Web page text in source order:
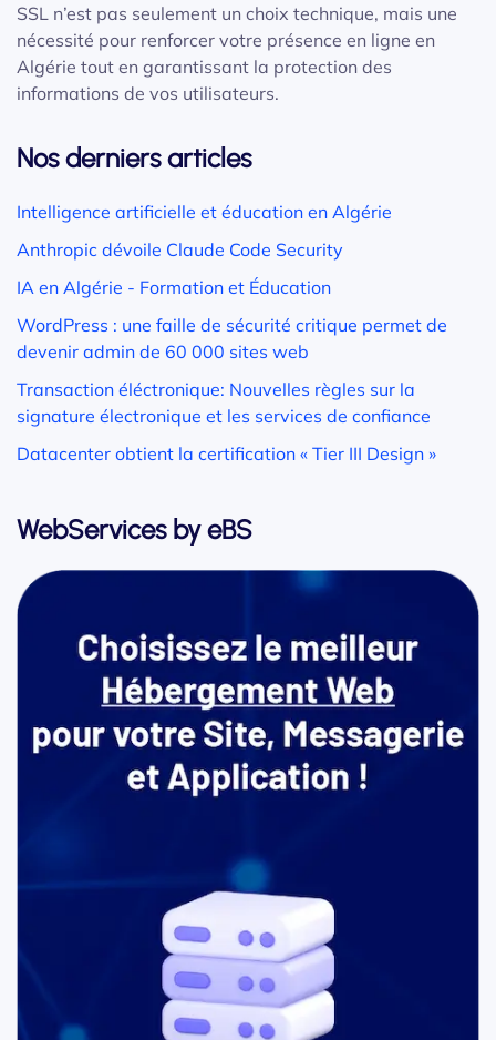
SSL n’est pas seulement un choix technique, mais une
nécessité pour renforcer votre présence en ligne en
Algérie tout en garantissant la protection des
informations de vos utilisateurs.
Nos derniers articles
Intelligence artificielle et éducation en Algérie
Anthropic dévoile Claude Code Security
IA en Algérie - Formation et Éducation
WordPress : une faille de sécurité critique permet de
devenir admin de 60 000 sites web
Transaction éléctronique: Nouvelles règles sur la
signature électronique et les services de confiance
Datacenter obtient la certification « Tier III Design »
WebServices by eBS